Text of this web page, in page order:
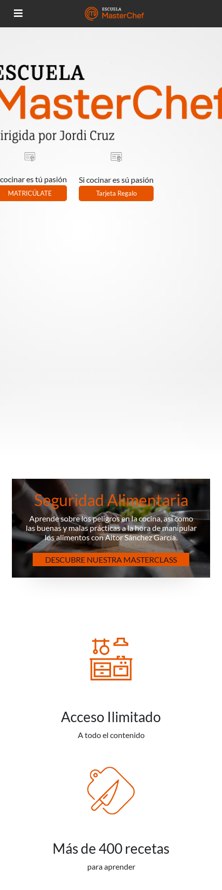
es tú pasión
MATRICÚLATE
Si cocinar es sú pasión
Tarjeta Regalo
Seguridad Alimentaria
Aprende sobre los peligros en la cocina, así como
las buenas y malas prácticas a la hora de manipular
los alimentos con Aitor Sánchez García.
DESCUBRE NUESTRA MASTERCLASS
Acceso Ilimitado
A todo el contenido
Más de 400 recetas
para aprender